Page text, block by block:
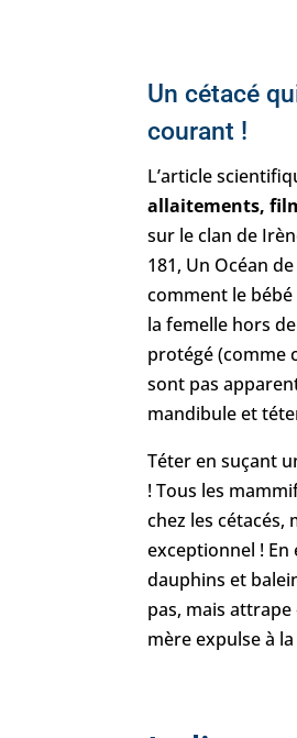
Un cétacé
courant !
L’article
allaitements,
sur le clan de
181, Un Océan
comment le
la femelle hors
protégé (comme
sont pas
mandibule et
Téter en suçant
! Tous les
chez les cétacés,
exceptionnel !
dauphins et
pas, mais attrape
mère expulse à